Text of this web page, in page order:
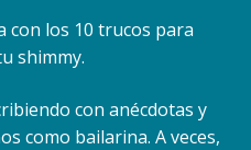
con los 10 trucos para
shimmy.
con anécdotas y
como bailarina. A veces,